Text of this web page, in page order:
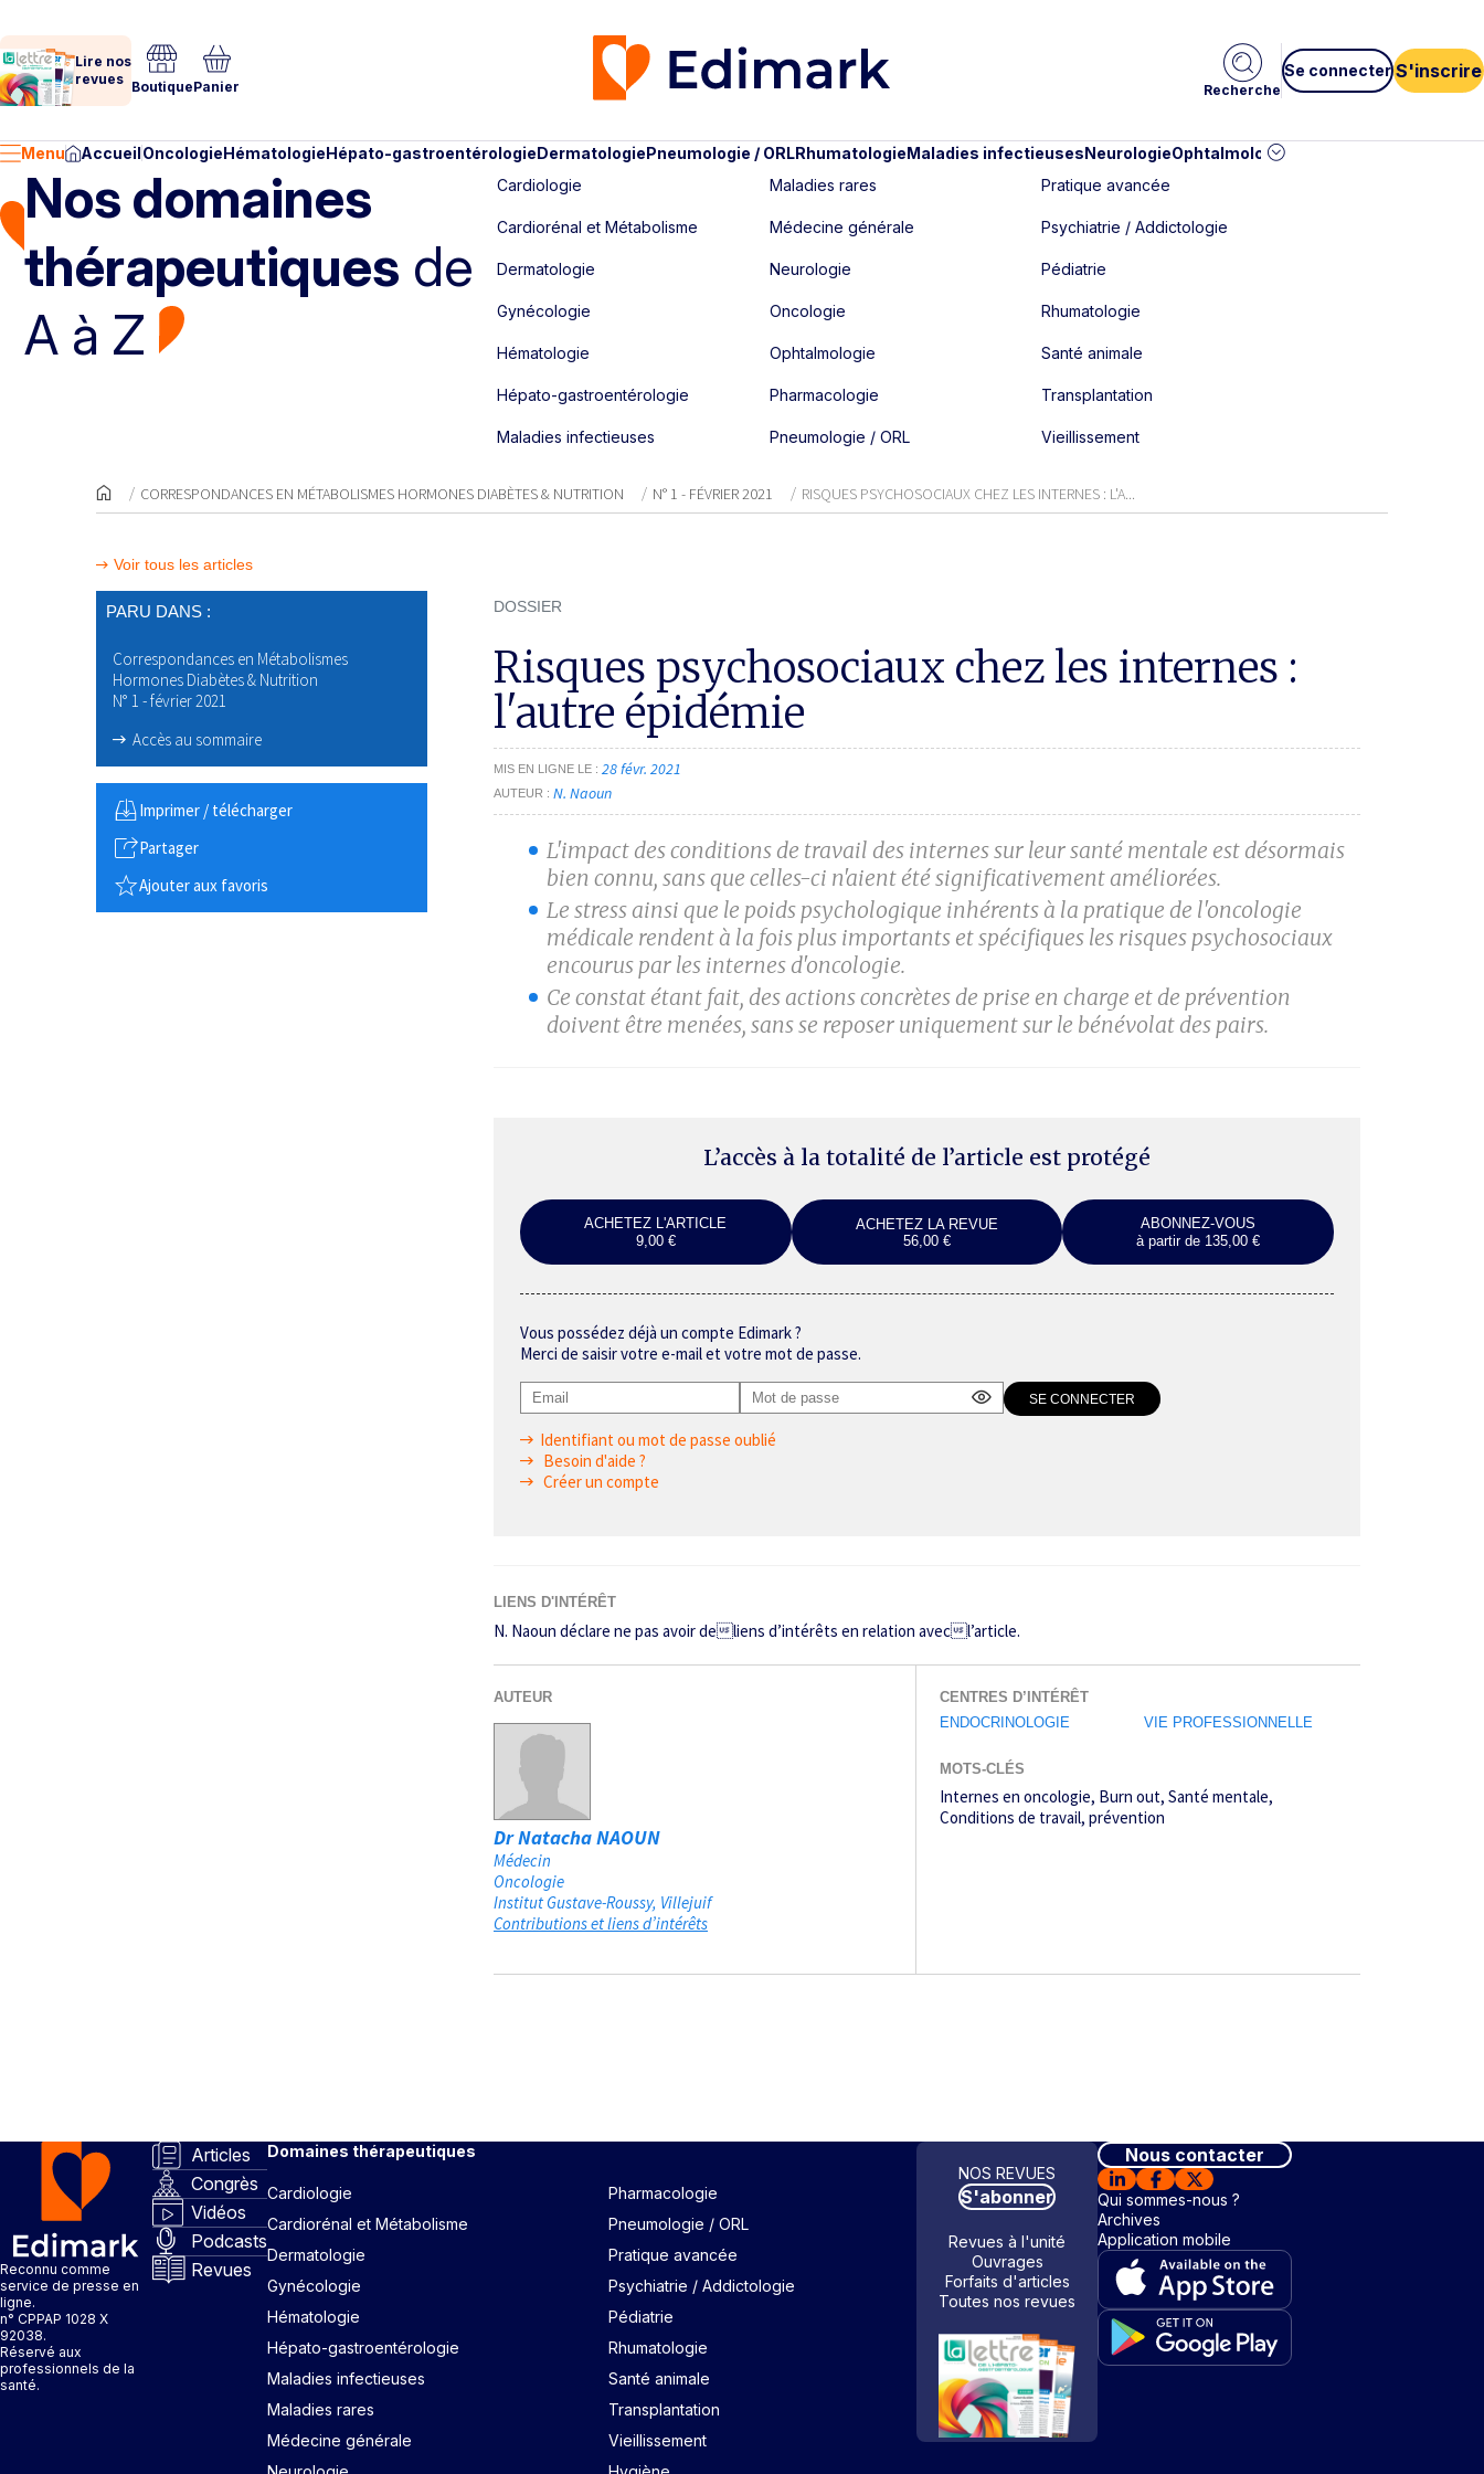
Lire nos
revues BoutiquePanier Recherche
Se connecter S'inscrire
Menu AccueilOncologieHématologieHépato-gastroentérologieDermatologiePneumologie / ORLRhumatologieMaladies infectieusesNeurologieOphtalmologie
Nos domaines
thérapeutiques de
A à Z
Cardiologie
Cardiorénal et Métabolisme
Dermatologie
Gynécologie
Hématologie
Hépato-gastroentérologie
Maladies infectieuses
Maladies rares
Médecine générale
Neurologie
Oncologie
Ophtalmologie
Pharmacologie
Pneumologie / ORL
Pratique avancée
Psychiatrie / Addictologie
Pédiatrie
Rhumatologie
Santé animale
Transplantation
Vieillissement
CORRESPONDANCES EN MÉTABOLISMES HORMONES DIABÈTES & NUTRITION N° 1 - FÉVRIER 2021 RISQUES PSYCHOSOCIAUX CHEZ LES INTERNES : L'A...
Voir tous les articles
PARU DANS :
Correspondances en Métabolismes
Hormones Diabètes & Nutrition
N° 1 - février 2021
Accès au sommaire
Imprimer / télécharger
Partager
Ajouter aux favoris
DOSSIER
Risques psychosociaux chez les internes :
l'autre épidémie
MIS EN LIGNE LE 28 févr. 2021
AUTEUR N. Naoun
L'impact des conditions de travail des internes sur leur santé mentale est désormais
bien connu, sans que celles-ci n'aient été significativement améliorées.
Le stress ainsi que le poids psychologique inhérents à la pratique de l'oncologie
médicale rendent à la fois plus importants et spécifiques les risques psychosociaux
encourus par les internes d'oncologie.
Ce constat étant fait, des actions concrètes de prise en charge et de prévention
doivent être menées, sans se reposer uniquement sur le bénévolat des pairs.
L’accès à la totalité de l’article est protégé
ACHETEZ L'ARTICLE
9,00 €
ACHETEZ LA REVUE
56,00 €
ABONNEZ-VOUS
à partir de 135,00 €
Vous possédez déjà un compte Edimark ?
Merci de saisir votre e-mail et votre mot de passe.
Identifiant ou mot de passe oublié
Besoin d'aide ?
Créer un compte
LIENS D'INTÉRÊT
N. Naoun déclare ne pas avoir deliens d’intérêts en relation avecl’article.
AUTEUR
Dr Natacha NAOUN
Médecin
Oncologie
Institut Gustave-Roussy Villejuif
Contributions et liens d’intérêts
CENTRES D’INTÉRÊT
ENDOCRINOLOGIE
VIE PROFESSIONNELLE
MOTS-CLÉS
Internes en oncologie Burn out Santé mentale
Conditions de travail prévention
Reconnu comme
service de presse en
ligne.
n° CPPAP 1028 X
92038.
Réservé aux
professionnels de la
santé.
Articles
Congrès
Vidéos
Podcasts
Revues
Domaines thérapeutiques
Cardiologie
Cardiorénal et Métabolisme
Dermatologie
Gynécologie
Hématologie
Hépato-gastroentérologie
Maladies infectieuses
Maladies rares
Médecine générale
Pharmacologie
Pneumologie / ORL
Pratique avancée
Psychiatrie / Addictologie
Pédiatrie
Rhumatologie
Santé animale
Transplantation
Vieillissement
NOS REVUES
S'abonner
Revues à l'unité
Ouvrages
Forfaits d'articles
Toutes nos revues
Nous contacter
Qui sommes-nous ?
Archives
Application mobile